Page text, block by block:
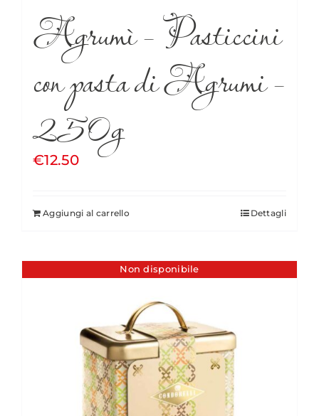
Agrumì – Pasticcini
con pasta di Agrumi –
250g
€12.50
Aggiungi al carrello Dettagli
Non disponibile